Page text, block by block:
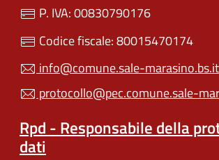
P. IVA: 00830790176
Codice fiscale: 80015470174
info@comune.sale-marasino.bs.it
protocollo@pec.comune.sale-
Rpd - Responsabile della
dati